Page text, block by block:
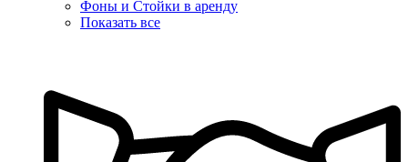
Фоны и Стойки в аренду
Показать все